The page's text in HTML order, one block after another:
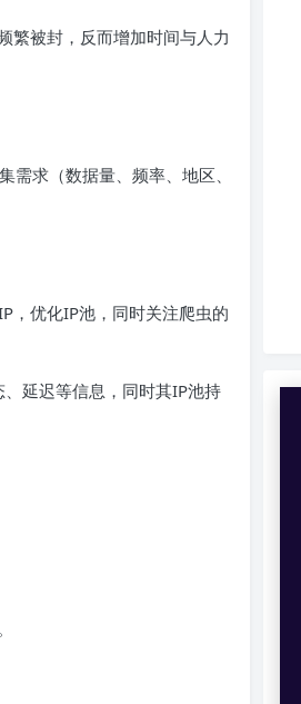
繁被封，反而增加时间与人力
求（数据量、频率、地区、
，优化IP池，同时关注爬虫的
延迟等信息，同时其IP池持